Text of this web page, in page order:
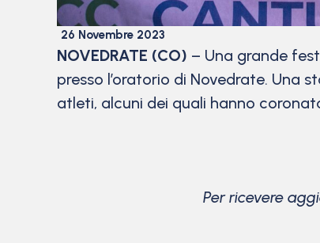
26 Novembre 2023
NOVEDRATE (CO) – Una grande
presso l’oratorio di Novedrate. Una
atleti, alcuni dei quali hanno
Per ricevere